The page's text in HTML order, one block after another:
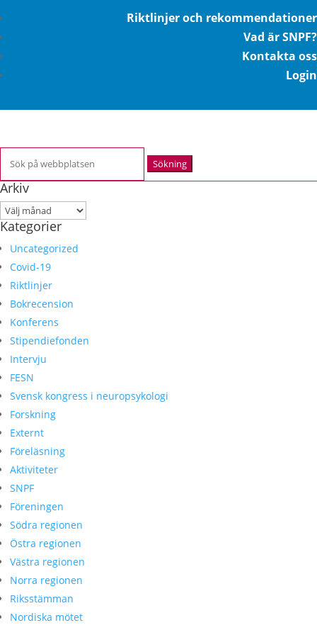
Riktlinjer och rekommendationer
Vad är SNPF?
Kontakta oss
Login
efter:
Arkiv
Arkiv
Kategorier
Uncategorized
Covid-19
Riktlinjer
Bokrecension
Konferens
Stipendiefonden
Intervju
FESN
Svensk kongress i neuropsykologi
Forskning
Externt
Föreläsning
Aktiviteter
SNPF
Föreningen
Södra regionen
Östra regionen
Västra regionen
Norra regionen
Riksstämman
Nordiska mötet